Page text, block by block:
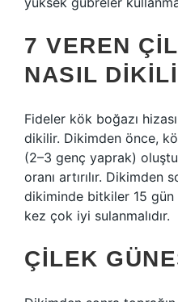
7 VEREN
NASIL
Fideler kök boğazı
dikilir. Dikimden önce,
(2–3 genç yaprak)
oranı artırılır. Dikimden
dikiminde bitkiler 15
kez çok iyi sulanmalıdır.
ÇILEK